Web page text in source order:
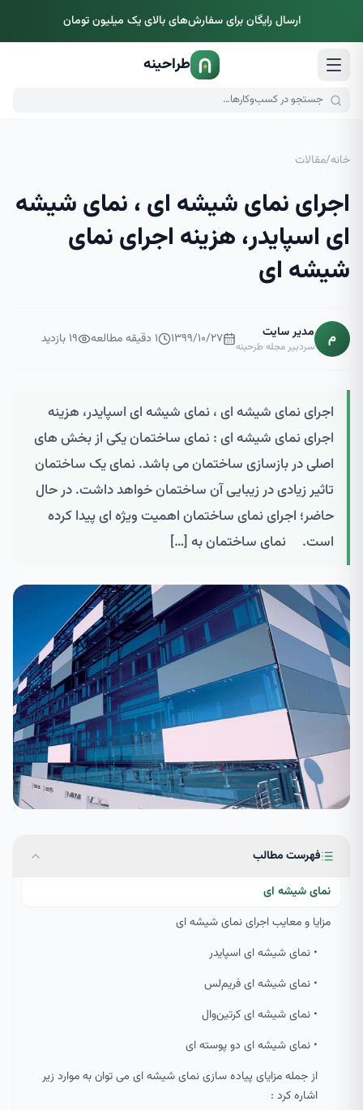
ارسال رایگان برای سفارش‌های بالای یک میلیون تومان
طراحینه
خانه/مقالات
اجرای نمای شیشه ای ، نمای شیشه
ای اسپایدر، هزینه اجرای نمای
شیشه ای
م مدیر سایت
سردبیر مجله طرحینه ۱۳۹۹/۱۰/۲۷ ۱ دقیقه مطالعه ۱۹بازدید
اجرای نمای شیشه ای ، نمای شیشه ای اسپایدر، هزینه
اجرای نمای شیشه ای : نمای ساختمان یکی از بخش های
اصلی در بازسازی ساختمان می باشد. نمای یک ساختمان
تاثیر زیادی در زیبایی آن ساختمان خواهد داشت. در حال
حاضر؛ اجرای نمای ساختمان اهمیت ویژه ای پیدا کرده
است. نمای ساختمان به […]
فهرست مطالب
نمای شیشه ای
مزایا و معایب اجرای نمای شیشه ای
• نمای شیشه ای اسپایدر
• نمای شیشه ای فریم‌لس
• نمای شیشه ای کرتین‌وال
• نمای شیشه ای دو پوسته ای
از جمله مزایای پیاده سازی نمای شیشه ای می توان به موارد زیر
اشاره کرد :